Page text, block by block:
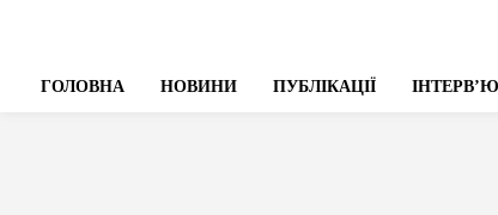
ГОЛОВНА НОВИНИ ПУБЛІКАЦІЇ ІНТЕРВʼЮ